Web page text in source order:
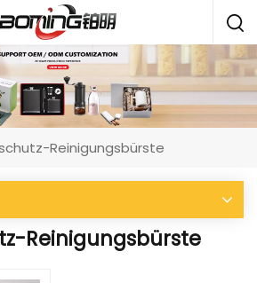
Reinigungsbürste
Reinigungsbürste